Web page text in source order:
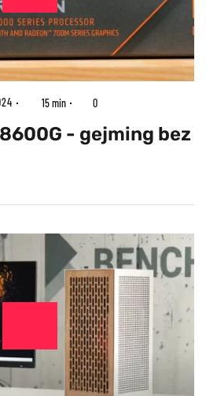
15 min 0
- gejming bez